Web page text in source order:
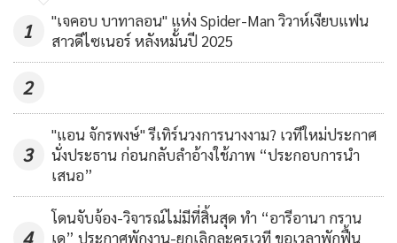
1
"เจคอบ บาทาลอน" แห่ง Spider-Man วิวาห์เงียบแฟน
สาวดีไซเนอร์ หลังหมั้นปี 2025
2
3
"แอน จักรพงษ์" รีเทิร์นวงการนางงาม? เวทีใหม่ประกาศ
นั่งประธาน ก่อนกลับลำอ้างใช้ภาพ “ประกอบการนำ
เสนอ”
4
โดนจับจ้อง-วิจารณ์ไม่มีที่สิ้นสุด ทำ “อารีอานา กราน
เด” ประกาศพักงาน-ยกเลิกละครเวที ขอเวลาพักฟื้น